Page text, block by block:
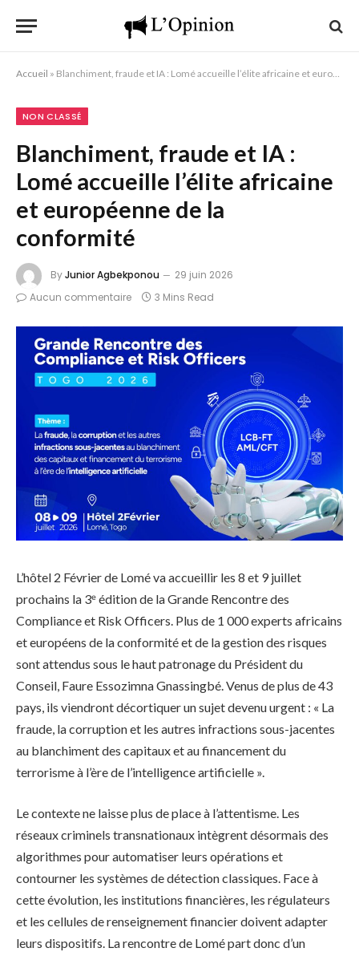
Accueil » Blanchiment, fraude et IA : Lomé accueille l’élite africaine et européenne de la conformité
NON CLASSÉ
Blanchiment, fraude et IA :
Lomé accueille l’élite africaine
et européenne de la
conformité
ByJunior Agbekponou
29 juin 2026
Aucun commentaire
3 Mins Read
L’hôtel 2 Février de Lomé va accueillir les 8 et 9 juillet
prochains la 3ᵉ édition de la Grande Rencontre des
Compliance et Risk Officers. Plus de 1 000 experts africains
et européens de la conformité et de la gestion des risques
sont attendus sous le haut patronage du Président du
Conseil, Faure Essozimna Gnassingbé. Venus de plus de 43
pays, ils viendront décortiquer un sujet devenu urgent : « La
fraude, la corruption et les autres infractions sous-jacentes
au blanchiment des capitaux et au financement du
terrorisme à l’ère de l’intelligence artificielle ».
Le contexte ne laisse plus de place à l’attentisme. Les
réseaux criminels transnationaux intègrent désormais des
algorithmes pour automatiser leurs opérations et
contourner les systèmes de détection classiques. Face à
cette évolution, les institutions financières, les régulateurs
et les cellules de renseignement financier doivent adapter
leurs dispositifs. La rencontre de Lomé part donc d’un